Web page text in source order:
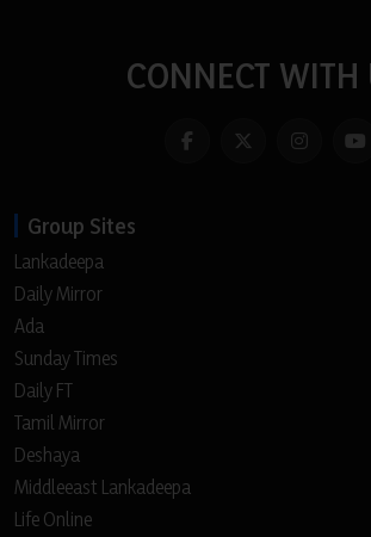
CONNECT WITH
Group Sites
Lankadeepa
Daily Mirror
Ada
Sunday Times
Daily FT
Tamil Mirror
Deshaya
Middleeast Lankadeepa
Life Online